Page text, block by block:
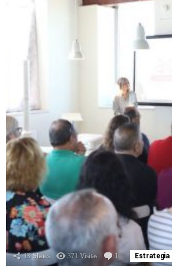
13 Shares 371 Visitas 1 Comentario
Estrategia